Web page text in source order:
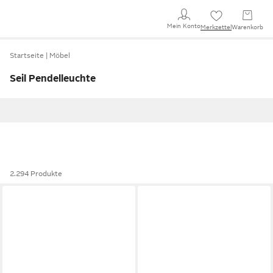
Mein KontoMerkzettel Warenkorb
Startseite Möbel
Seil Pendelleuchte
2.294 Produkte